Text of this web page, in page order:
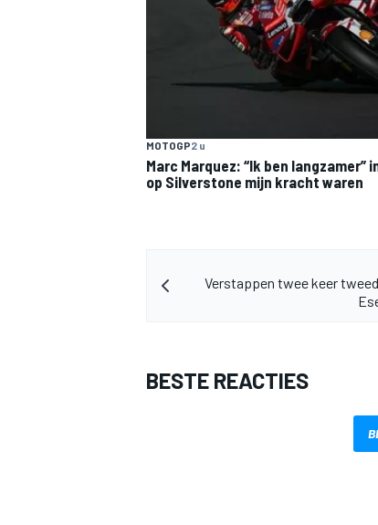
MEER RACEKLASSEN
MOTOGP2 u
Marc Marquez: “Ik ben langzamer”
op Silverstone mijn kracht waren
Verstappen twee keer
BESTE REACTIES